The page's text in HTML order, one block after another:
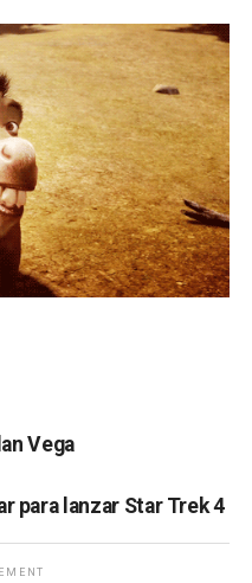
Vega
para lanzar Star Trek 4